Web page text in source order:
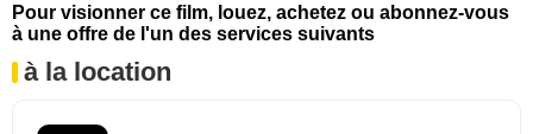
Pour visionner ce film, louez, achetez ou abonnez-vous
à une offre de l'un des services suivants
à la location